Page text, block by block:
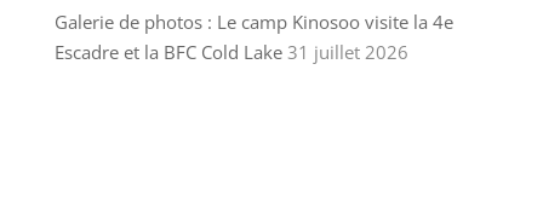
Galerie de photos : Le camp Kinosoo visite la 4e
Escadre et la BFC Cold Lake 31 juillet 2026